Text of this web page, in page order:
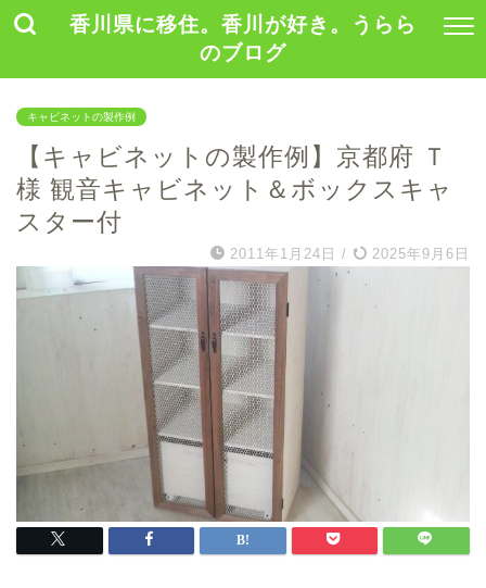
香川県に移住。香川が好き。うらら
のブログ
キャビネットの製作例
【キャビネットの製作例】京都府 Ｔ
様 観音キャビネット＆ボックスキャ
スター付
2011年1月24日 / 2025年9月6日